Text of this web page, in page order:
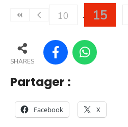
10 15
SHARES
Partager :
Facebook X